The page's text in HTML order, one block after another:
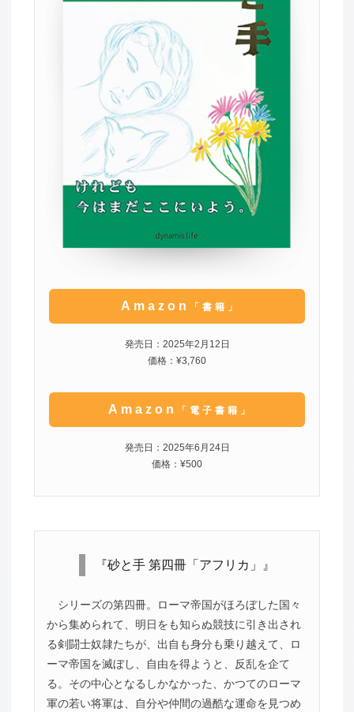
Amazon 「書籍」
発売日：2025年2月12日
価格：¥3,760
Amazon 「電子書籍」
発売日：2025年6月24日
価格：¥500
『砂と手 第四冊「アフリカ」』
シリーズの第四冊。ローマ帝国がほろぼした国々
から集められて、明日をも知らぬ競技に引き出され
る剣闘士奴隷たちが、出自も身分も乗り越えて、ロ
ーマ帝国を滅ぼし、自由を得ようと、反乱を企て
る。その中心となるしかなかった、かつてのローマ
軍の若い将軍は、自分や仲間の過酷な運命を見つめ